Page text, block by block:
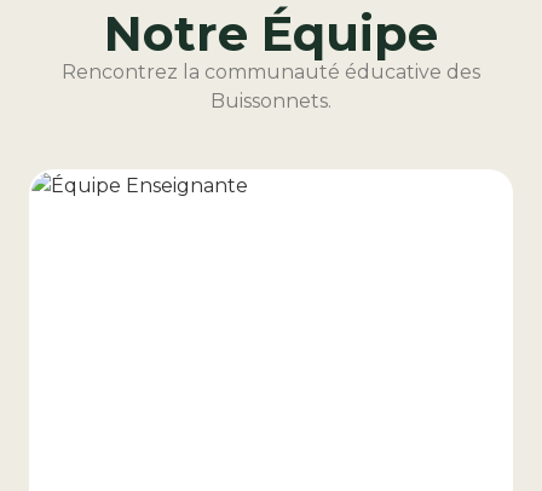
Notre Équipe
Rencontrez la communauté éducative des
Buissonnets.